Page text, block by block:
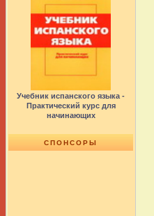
Учебник испанского языка -
Практический курс для
начинающих
СПОНСОРЫ